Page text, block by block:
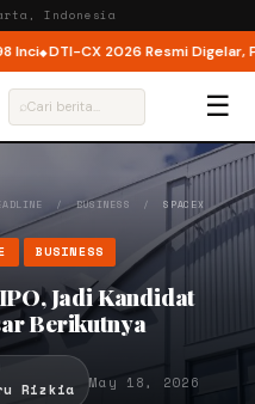
Indonesia
DTI-CX 2026 Resmi Digelar,
⌕ ☰
/BUSINESS /SPACEX
BUSINESS
Jadi Kandidat
Berikutnya
Rizkia
May 18, 2026